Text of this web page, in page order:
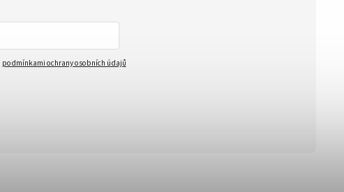
podmínkami ochrany osobních údajů